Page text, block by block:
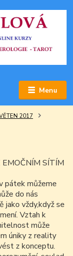
Menu
2017
EMOČNÍM SÍTÍM
pátek můžeme
do nás
vždy,když se
Vztah k
může
úniky z reality
z konceptu.